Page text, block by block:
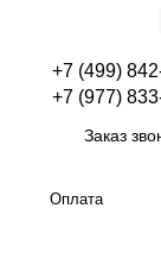
+7 (499)
+7 (977)
Заказ
Оплата